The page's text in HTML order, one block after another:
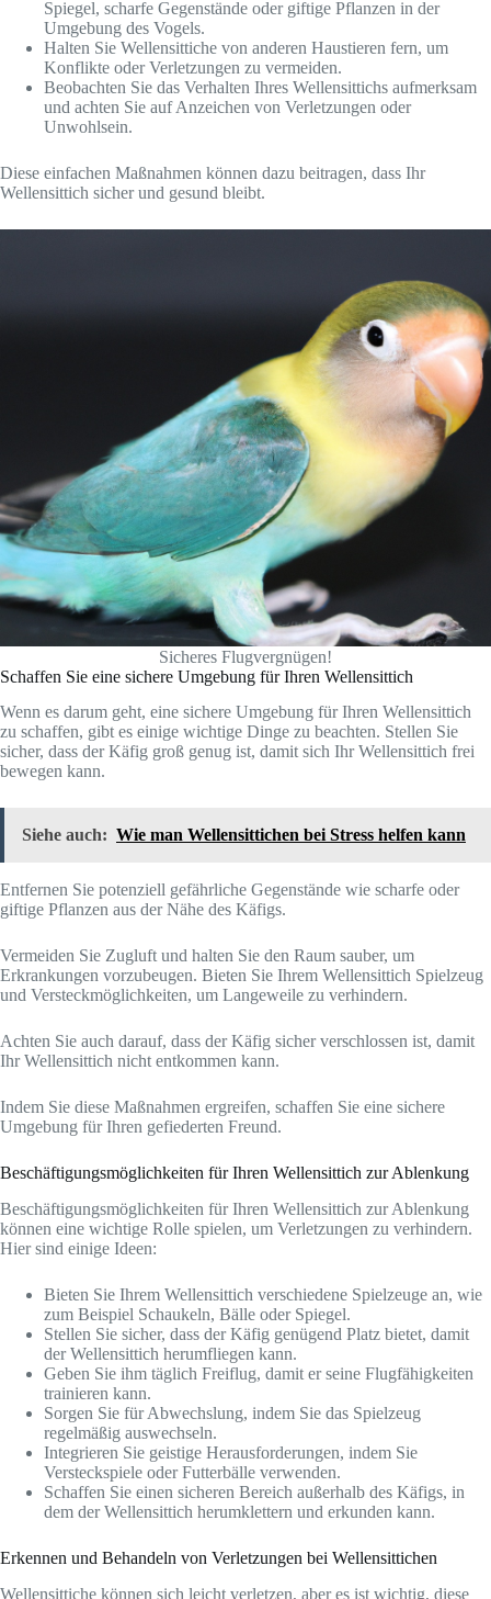
Spiegel, scharfe Gegenstände oder giftige Pflanzen in der
Umgebung des Vogels.
Halten Sie Wellensittiche von anderen Haustieren fern, um
Konflikte oder Verletzungen zu vermeiden.
Beobachten Sie das Verhalten Ihres Wellensittichs aufmerksam
und achten Sie auf Anzeichen von Verletzungen oder
Unwohlsein.
Diese einfachen Maßnahmen können dazu beitragen, dass Ihr
Wellensittich sicher und gesund bleibt.
Sicheres Flugvergnügen!
Schaffen Sie eine sichere Umgebung für Ihren Wellensittich
Wenn es darum geht, eine sichere Umgebung für Ihren Wellensittich
zu schaffen, gibt es einige wichtige Dinge zu beachten. Stellen Sie
sicher, dass der Käfig groß genug ist, damit sich Ihr Wellensittich frei
bewegen kann.
Siehe auch: Wie man Wellensittichen bei Stress helfen kann
Entfernen Sie potenziell gefährliche Gegenstände wie scharfe oder
giftige Pflanzen aus der Nähe des Käfigs.
Vermeiden Sie Zugluft und halten Sie den Raum sauber, um
Erkrankungen vorzubeugen. Bieten Sie Ihrem Wellensittich Spielzeug
und Versteckmöglichkeiten, um Langeweile zu verhindern.
Achten Sie auch darauf, dass der Käfig sicher verschlossen ist, damit
Ihr Wellensittich nicht entkommen kann.
Indem Sie diese Maßnahmen ergreifen, schaffen Sie eine sichere
Umgebung für Ihren gefiederten Freund.
Beschäftigungsmöglichkeiten für Ihren Wellensittich zur Ablenkung
Beschäftigungsmöglichkeiten für Ihren Wellensittich zur Ablenkung
können eine wichtige Rolle spielen, um Verletzungen zu verhindern.
Hier sind einige Ideen:
Bieten Sie Ihrem Wellensittich verschiedene Spielzeuge an, wie
zum Beispiel Schaukeln, Bälle oder Spiegel.
Stellen Sie sicher, dass der Käfig genügend Platz bietet, damit
der Wellensittich herumfliegen kann.
Geben Sie ihm täglich Freiflug, damit er seine Flugfähigkeiten
trainieren kann.
Sorgen Sie für Abwechslung, indem Sie das Spielzeug
regelmäßig auswechseln.
Integrieren Sie geistige Herausforderungen, indem Sie
Versteckspiele oder Futterbälle verwenden.
Schaffen Sie einen sicheren Bereich außerhalb des Käfigs, in
dem der Wellensittich herumklettern und erkunden kann.
Erkennen und Behandeln von Verletzungen bei Wellensittichen
Wellensittiche können sich leicht verletzen, aber es ist wichtig, diese